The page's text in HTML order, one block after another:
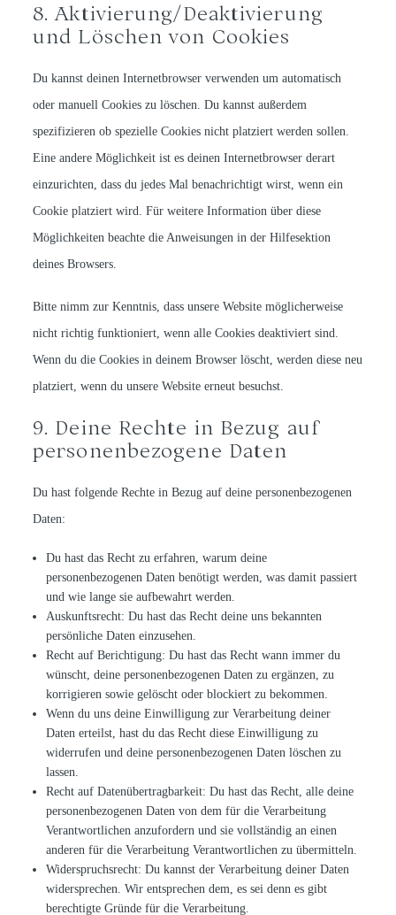
8. Aktivierung/Deaktivierung
und Löschen von Cookies
Du kannst deinen Internetbrowser verwenden um automatisch
oder manuell Cookies zu löschen. Du kannst außerdem
spezifizieren ob spezielle Cookies nicht platziert werden sollen.
Eine andere Möglichkeit ist es deinen Internetbrowser derart
einzurichten, dass du jedes Mal benachrichtigt wirst, wenn ein
Cookie platziert wird. Für weitere Information über diese
Möglichkeiten beachte die Anweisungen in der Hilfesektion
deines Browsers.
Bitte nimm zur Kenntnis, dass unsere Website möglicherweise
nicht richtig funktioniert, wenn alle Cookies deaktiviert sind.
Wenn du die Cookies in deinem Browser löscht, werden diese neu
platziert, wenn du unsere Website erneut besuchst.
9. Deine Rechte in Bezug auf
personenbezogene Daten
Du hast folgende Rechte in Bezug auf deine personenbezogenen
Daten:
Du hast das Recht zu erfahren, warum deine
personenbezogenen Daten benötigt werden, was damit passiert
und wie lange sie aufbewahrt werden.
Auskunftsrecht: Du hast das Recht deine uns bekannten
persönliche Daten einzusehen.
Recht auf Berichtigung: Du hast das Recht wann immer du
wünscht, deine personenbezogenen Daten zu ergänzen, zu
korrigieren sowie gelöscht oder blockiert zu bekommen.
Wenn du uns deine Einwilligung zur Verarbeitung deiner
Daten erteilst, hast du das Recht diese Einwilligung zu
widerrufen und deine personenbezogenen Daten löschen zu
lassen.
Recht auf Datenübertragbarkeit: Du hast das Recht, alle deine
personenbezogenen Daten von dem für die Verarbeitung
Verantwortlichen anzufordern und sie vollständig an einen
anderen für die Verarbeitung Verantwortlichen zu übermitteln.
Widerspruchsrecht: Du kannst der Verarbeitung deiner Daten
widersprechen. Wir entsprechen dem, es sei denn es gibt
berechtigte Gründe für die Verarbeitung.